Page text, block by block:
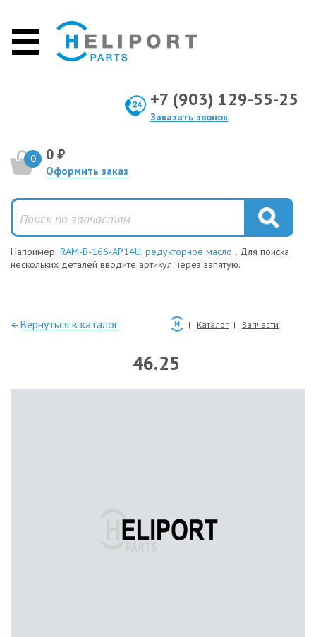
+7 (903) 129-55-25
Заказать звонок
0 0 ₽
Оформить заказ
Например: RAM-B-166-AP14U, редукторное масло . Для поиска
нескольких деталей вводите артикул через запятую.
—Вернуться в каталог Каталог Запчасти
46.25